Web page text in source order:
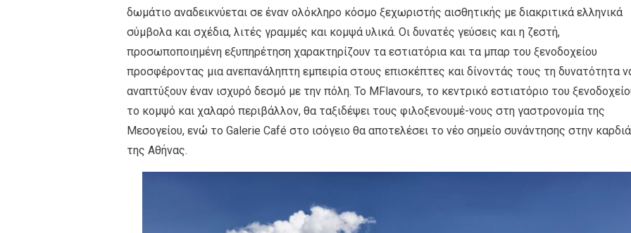
δωμάτιο αναδεικνύεται σε έναν ολόκληρο κόσμο ξεχωριστής αισθητικής με διακριτικά ελληνικά
σύμβολα και σχέδια, λιτές γραμμές και κομψά υλικά. Οι δυνατές γεύσεις και η ζεστή,
προσωποποιημένη εξυπηρέτηση χαρακτηρίζουν τα εστιατόρια και τα μπαρ του ξενοδοχείου
προσφέροντας μια ανεπανάληπτη εμπειρία στους επισκέπτες και δίνοντάς τους τη δυνατότητα
αναπτύξουν έναν ισχυρό δεσμό με την πόλη. Το MFlavours, το κεντρικό εστιατόριο του
το κομψό και χαλαρό περιβάλλον, θα ταξιδέψει τους φιλοξενουμέ-νους στη γαστρονομία της
Μεσογείου, ενώ το Galerie Café στο ισόγειο θα αποτελέσει το νέο σημείο συνάντησης στην καρδιά
της Αθήνας.